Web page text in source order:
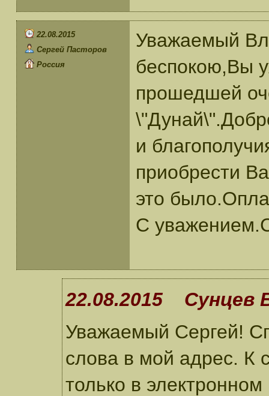
22.08.2015
Сергей Пасторов
Россия
Уважаемый
беспокою,Вы
прошедшей
и
приобрести
это
С
22.08.2015 Сунцев
Уважаемый Сергей!
слова в мой адрес. К
только в